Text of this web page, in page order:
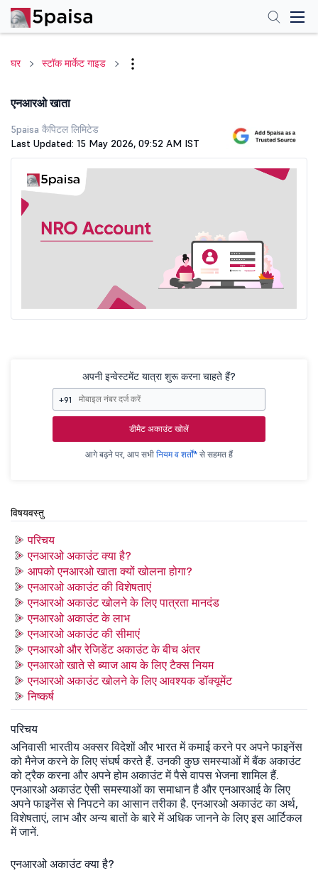
घर स्टॉक मार्केट गाइड
एनआरओ खाता
5paisa कैपिटल लिमिटेड
Last Updated: 15 May 2026, 09:52 AM IST
अपनी इन्वेस्टमेंट यात्रा शुरू करना चाहते हैं?
+91
डीमैट अकाउंट खोलें
आगे बढ़ने पर, आप सभी नियम व शर्तों* से सहमत हैं
विषयवस्तु
परिचय
एनआरओ अकाउंट क्या है?
आपको एनआरओ खाता क्यों खोलना होगा?
एनआरओ अकाउंट की विशेषताएं
एनआरओ अकाउंट खोलने के लिए पात्रता मानदंड
एनआरओ अकाउंट के लाभ
एनआरओ अकाउंट की सीमाएं
एनआरओ और रेजिडेंट अकाउंट के बीच अंतर
एनआरओ खाते से ब्याज आय के लिए टैक्स नियम
एनआरओ अकाउंट खोलने के लिए आवश्यक डॉक्यूमेंट
निष्कर्ष
परिचय
अनिवासी भारतीय अक्सर विदेशों और भारत में कमाई करने पर अपने फाइनेंस
को मैनेज करने के लिए संघर्ष करते हैं. उनकी कुछ समस्याओं में बैंक अकाउंट
को ट्रैक करना और अपने होम अकाउंट में पैसे वापस भेजना शामिल हैं.
एनआरओ अकाउंट ऐसी समस्याओं का समाधान है और एनआरआई के लिए
अपने फाइनेंस से निपटने का आसान तरीका है. एनआरओ अकाउंट का अर्थ,
विशेषताएं, लाभ और अन्य बातों के बारे में अधिक जानने के लिए इस आर्टिकल
में जानें.
एनआरओ अकाउंट क्या है?